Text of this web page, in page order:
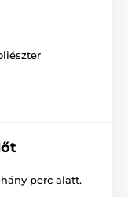
perc alatt.